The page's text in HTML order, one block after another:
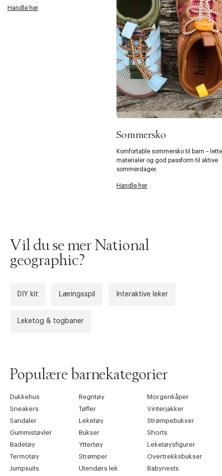
Handle her
Sommersko
Komfortable sommersko til barn – lette
materialer og god passform til aktive
sommerdager.
Handle her
Vil du se mer National
geographic?
DIY kit Læringsspil Interaktive leker
Leketog & togbaner
Populære barnekategorier
Dukkehus Regntøy
Morgenkåper
Sneakers
Tøfler
Vinterjakker
Sandaler
Leketøy
Strømpebukser
Gummistøvler
Bukser
Shorts
Badetøy
Yttertøy
Leketøysfigurer
Termotøy
Strømper
Overtrekksbukser
Jumpsuits
Utendørs lek
Babynests